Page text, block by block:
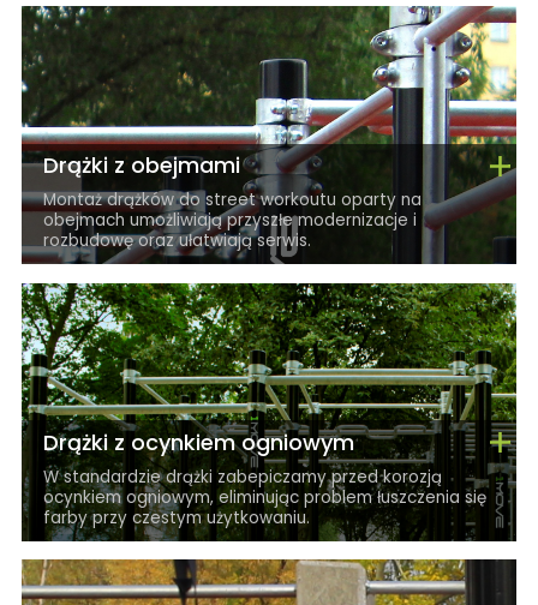
Drążki z obejmami
Montaż drążków do street workoutu oparty na
obejmach umożliwiają przyszłe modernizacje i
rozbudowę oraz ułatwiają serwis.
Drążki z ocynkiem ogniowym
W standardzie drążki zabepiczamy przed korozją
ocynkiem ogniowym, eliminując problem łuszczenia się
farby przy czestym użytkowaniu.